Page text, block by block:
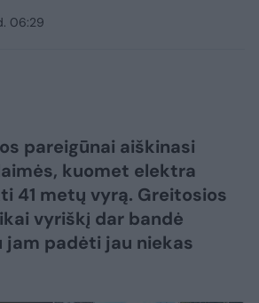
06:29
pareigūnai aiškinasi
kuomet elektra
41 metų vyrą. Greitosios
vyriškį dar bandė
jam padėti jau niekas